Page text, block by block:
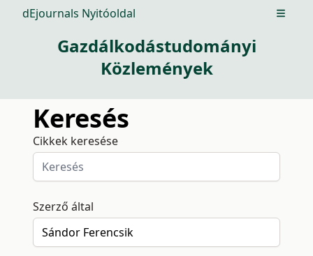
dEjournals Nyitóoldal Open
Gazdálkodástudományi
Közlemények
Keresés
Cikkek keresése
Szerző által